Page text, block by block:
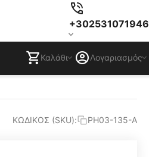
+302531071946
Καλάθι Λογαριασμός
ΚΩΔΙΚΟΣ (SKU): PH03-135-A